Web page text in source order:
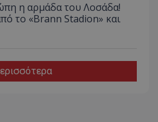
η αρμάδα του Λοσάδα!
το «Brann Stadion» και